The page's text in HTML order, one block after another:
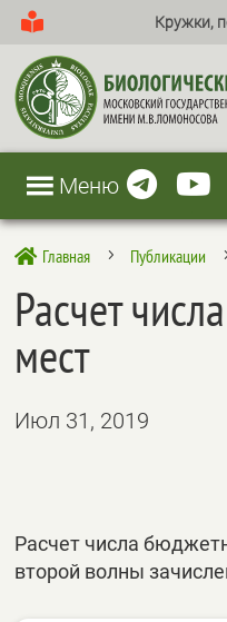
Кружки,
Меню
 Главная 5 Публикации
Расчет
мест
Июл 31, 2019
Расчет числа
второй волны